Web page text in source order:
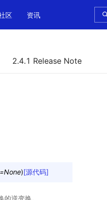
区 资讯
2.4.1 Release Note
=None)[源代码]
逆变换。